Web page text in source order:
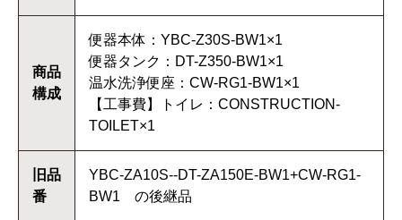
商品
構成
便器本体：YBC-Z30S-BW1×1
便器タンク：DT-Z350-BW1×1
温水洗浄便座：CW-RG1-BW1×1
【工事費】トイレ：CONSTRUCTION-
TOILET×1
旧品
番
YBC-ZA10S--DT-ZA150E-BW1+CW-RG1-
BW1 の後継品